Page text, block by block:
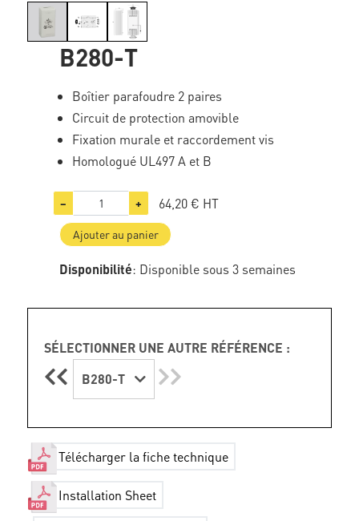
B280-T
Boîtier parafoudre 2 paires
Circuit de protection amovible
Fixation murale et raccordement vis
Homologué UL497 A et B
− + 64,20 € HT
Ajouter au panier
Disponibilité: Disponible sous 3 semaines
SÉLECTIONNER UNE AUTRE RÉFÉRENCE :
B280-T
Télécharger la fiche technique
Installation Sheet